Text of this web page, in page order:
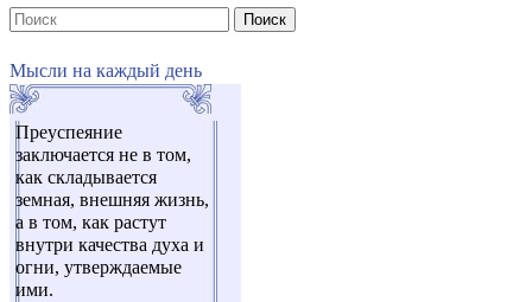
Поиск
Мысли на каждый день
Преуспеяние
заключается не в том,
как складывается
земная, внешняя жизнь,
а в том, как растут
внутри качества духа и
огни, утверждаемые
ими.